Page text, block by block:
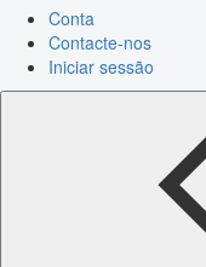
Conta
Contacte-nos
Iniciar sessão